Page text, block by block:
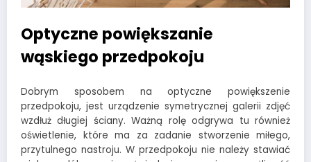
Optyczne powiększanie
wąskiego przedpokoju
Dobrym sposobem na optyczne powiększenie
przedpokoju, jest urządzenie symetrycznej galerii zdjęć
wzdłuż długiej ściany. Ważną rolę odgrywa tu również
oświetlenie, które ma za zadanie stworzenie miłego,
przytulnego nastroju. W przedpokoju nie należy stawiać